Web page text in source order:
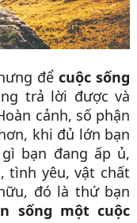
đểcuộc sống
trả lời được và
cảnh, số phận
khi đủ lớn bạn
bạn đang ấp ủ,
tình yêu, vật chất
đó là thứ bạn
sống một cuộc